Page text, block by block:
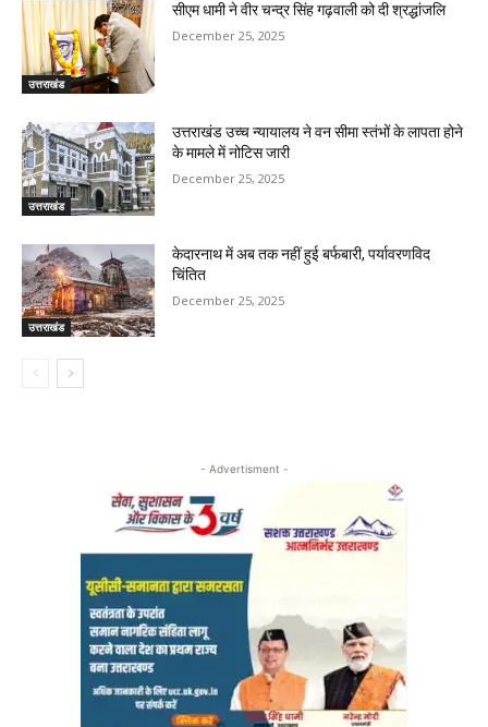
उत्तराखंड
सीएम धामी ने वीर चन्द्र सिंह गढ़वाली को दी श्रद्धांजलि
December 25, 2025
उत्तराखंड
उत्तराखंड उच्च न्यायालय ने वन सीमा स्तंभों के लापता होने
के मामले में नोटिस जारी
December 25, 2025
उत्तराखंड
केदारनाथ में अब तक नहीं हुई बर्फबारी, पर्यावरणविद
चिंतित
December 25, 2025
- Advertisment -